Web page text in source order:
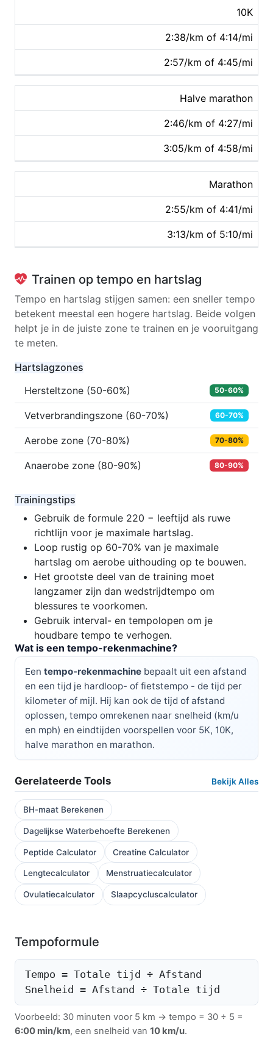
10K
2:38/km of 4:14/mi
2:57/km of 4:45/mi
Halve marathon
2:46/km of 4:27/mi
3:05/km of 4:58/mi
Marathon
2:55/km of 4:41/mi
3:13/km of 5:10/mi
Trainen op tempo en hartslag
Tempo en hartslag stijgen samen: een sneller tempo
betekent meestal een hogere hartslag. Beide volgen
helpt je in de juiste zone te trainen en je vooruitgang
te meten.
Hartslagzones
Hersteltzone (50-60%)
50-60%
Vetverbrandingszone (60-70%) 60-70%
Aerobe zone (70-80%) 70-80%
Anaerobe zone (80-90%) 80-90%
Trainingstips
Gebruik de formule 220 − leeftijd als ruwe
richtlijn voor je maximale hartslag.
Loop rustig op 60-70% van je maximale
hartslag om aerobe uithouding op te bouwen.
Het grootste deel van de training moet
langzamer zijn dan wedstrijdtempo om
blessures te voorkomen.
Gebruik interval- en tempolopen om je
houdbare tempo te verhogen.
Wat is een tempo-rekenmachine?
Een tempo-rekenmachine bepaalt uit een afstand
en een tijd je hardloop- of fietstempo - de tijd per
kilometer of mijl. Hij kan ook de tijd of afstand
oplossen, tempo omrekenen naar snelheid (km/u
en mph) en eindtijden voorspellen voor 5K, 10K,
halve marathon en marathon.
Gerelateerde Tools Bekijk Alles
BH-maat Berekenen
Dagelijkse Waterbehoefte Berekenen
Peptide Calculator Creatine Calculator
Lengtecalculator Menstruatiecalculator
Ovulatiecalculator Slaapcycluscalculator
Tempoformule
Tempo = Totale tijd ÷ Afstand
Snelheid = Afstand ÷ Totale tijd
Voorbeeld: 30 minuten voor 5 km → tempo = 30 ÷ 5 =
6:00 min/km, een snelheid van 10 km/u.